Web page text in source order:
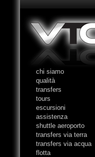
chi siamo
qualità
transfers
tours
escursioni
assistenza
shuttle aeroporto
transfers via terra
transfers via acqua
flotta